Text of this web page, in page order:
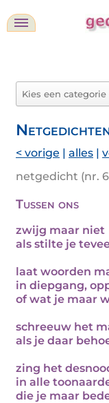
< vorige | alles |
netgedicht (nr.
Tussen ons
zwijg maar niet
als stilte je
laat woorden
in diepgang,
of wat je maar
schreeuw het
als je daar
zing het
in alle
die je maar